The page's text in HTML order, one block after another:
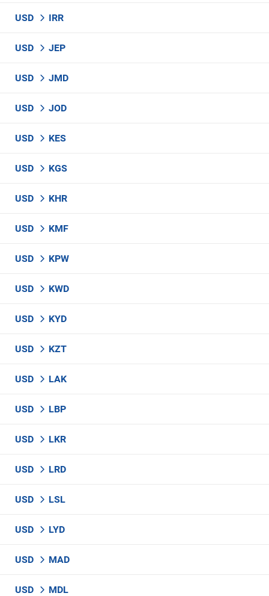
USD IRR
USD JEP
USD JMD
USD JOD
USD KES
USD KGS
USD KHR
USD KMF
USD KPW
USD KWD
USD KYD
USD KZT
USD LAK
USD LBP
USD LKR
USD LRD
USD LSL
USD LYD
USD MAD
USD MDL